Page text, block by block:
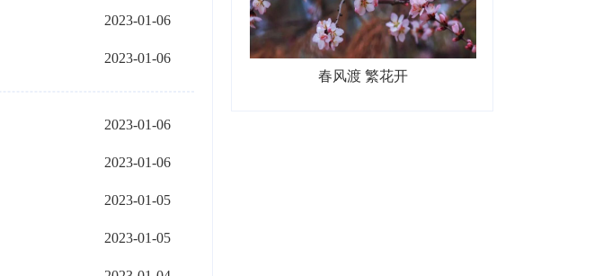
2023-01-06
2023-01-06
2023-01-06
2023-01-06
2023-01-05
2023-01-05
春风渡 繁花开